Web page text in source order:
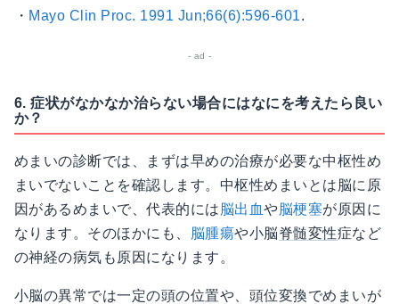
・ Mayo Clin Proc. 1991 Jun;66(6):596-601.
6. 症状がなかなか治らない場合にはなにを考えたら良い
か？
めまいの診断では、まずは早めの治療が必要な中枢性め
まいでないことを確認します。中枢性めまいとは脳に原
因があるめまいで、代表的には 脳出血や 脳梗塞が原因に
なります。そのほかにも、
脳腫瘍や小脳脊髄変性症など
の神経の病気も原因になります。
小脳の異常では一定の頭の位置や、頭位変換でめまいが